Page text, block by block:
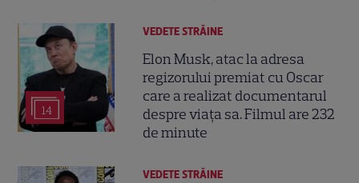
14
VEDETE STRĂINE
Elon Musk, atac la adresa
regizorului premiat cu Oscar
care a realizat documentarul
despre viața sa. Filmul are 232
de minute
VEDETE STRĂINE